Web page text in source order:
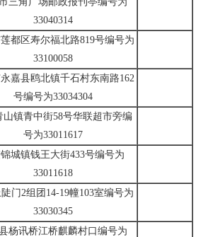
33040314
都区寿尔福北路819号编号为
33100058
嘉县鸥北镇千石村东南路162
号编号为33034304
山镇青中街58号华联超市旁编
号为33011617
城镇钱王大街433号编号为
33011618
门2组团14-19幢103室编号为
33030345
杨讯桥江桥麒麟村口编号为